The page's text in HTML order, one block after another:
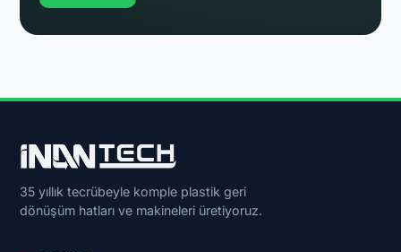
35 yıllık tecrübeyle komple plastik geri
dönüşüm hatları ve makineleri üretiyoruz.